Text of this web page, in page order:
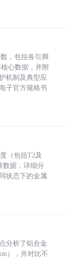
，包括各引脚
心数据，并附
机制及典型应
子官方规格书
（包括T2及
数据，详细分
状态下的金属
分析了铝合金
），并对比不